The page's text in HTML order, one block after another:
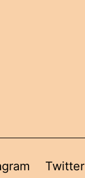
Twitter